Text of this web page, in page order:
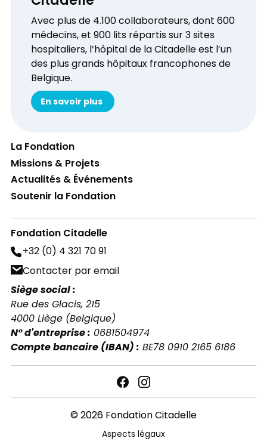
Avec plus de 4.100 collaborateurs, dont 600
médecins, et 900 lits répartis sur 3 sites
hospitaliers, l’hôpital de la Citadelle est l’un
des plus grands hôpitaux francophones de
Belgique.
En savoir plus
La Fondation
Missions & Projets
Actualités & Événements
Soutenir la Fondation
Fondation Citadelle
+32 (0) 4 321 70 91
Contacter par email
Siège social :
Rue des Glacis, 215
4000 Liège (Belgique)
N° d'entreprise : 0681504974
Compte bancaire (IBAN) : BE78 0910 2165 6186
© 2026 Fondation Citadelle
Aspects légaux